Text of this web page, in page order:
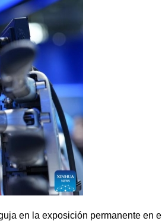
en la exposición permanente en el